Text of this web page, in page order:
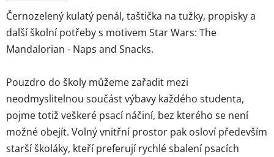
Černozelený kulatý penál, taštička na tužky, propisky a
další školní potřeby s motivem Star Wars: The
Mandalorian - Naps and Snacks.
Pouzdro do školy můžeme zařadit mezi
neodmyslitelnou součást výbavy každého studenta,
pojme totiž veškeré psací náčiní, bez kterého se není
možné obejít. Volný vnitřní prostor pak osloví především
starší školáky, kteří preferují rychlé sbalení psacích